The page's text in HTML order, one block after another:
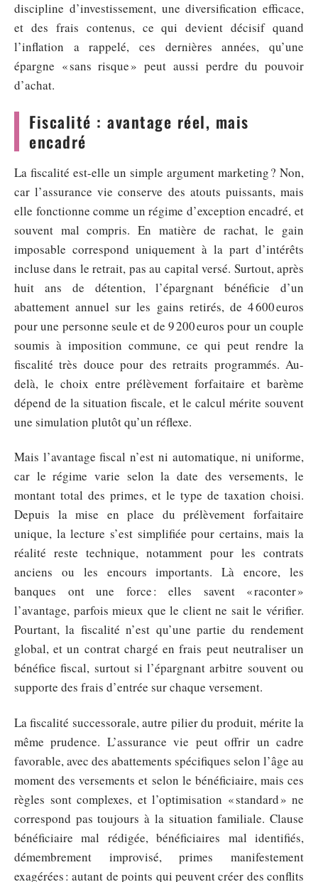
discipline d’investissement, une diversification efficace,
et des frais contenus, ce qui devient décisif quand
l’inflation a rappelé, ces dernières années, qu’une
épargne « sans risque » peut aussi perdre du pouvoir
d’achat.
Fiscalité : avantage réel, mais
encadré
La fiscalité est-elle un simple argument marketing ? Non,
car l’assurance vie conserve des atouts puissants, mais
elle fonctionne comme un régime d’exception encadré, et
souvent mal compris. En matière de rachat, le gain
imposable correspond uniquement à la part d’intérêts
incluse dans le retrait, pas au capital versé. Surtout, après
huit ans de détention, l’épargnant bénéficie d’un
abattement annuel sur les gains retirés, de 4 600 euros
pour une personne seule et de 9 200 euros pour un couple
soumis à imposition commune, ce qui peut rendre la
fiscalité très douce pour des retraits programmés. Au-
delà, le choix entre prélèvement forfaitaire et barème
dépend de la situation fiscale, et le calcul mérite souvent
une simulation plutôt qu’un réflexe.
Mais l’avantage fiscal n’est ni automatique, ni uniforme,
car le régime varie selon la date des versements, le
montant total des primes, et le type de taxation choisi.
Depuis la mise en place du prélèvement forfaitaire
unique, la lecture s’est simplifiée pour certains, mais la
réalité reste technique, notamment pour les contrats
anciens ou les encours importants. Là encore, les
banques ont une force : elles savent « raconter »
l’avantage, parfois mieux que le client ne sait le vérifier.
Pourtant, la fiscalité n’est qu’une partie du rendement
global, et un contrat chargé en frais peut neutraliser un
bénéfice fiscal, surtout si l’épargnant arbitre souvent ou
supporte des frais d’entrée sur chaque versement.
La fiscalité successorale, autre pilier du produit, mérite la
même prudence. L’assurance vie peut offrir un cadre
favorable, avec des abattements spécifiques selon l’âge au
moment des versements et selon le bénéficiaire, mais ces
règles sont complexes, et l’optimisation « standard » ne
correspond pas toujours à la situation familiale. Clause
bénéficiaire mal rédigée, bénéficiaires mal identifiés,
démembrement improvisé, primes manifestement
exagérées : autant de points qui peuvent créer des conflits